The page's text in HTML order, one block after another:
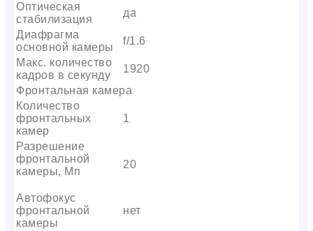
Оптическая
стабилизация
да
Диафрагма
основной камеры
f/1.6
Макс. количество
кадров в секунду
1920
Фронтальная камера
Количество
фронтальных
камер
1
Разрешение
фронтальной
камеры, Мп
20
Автофокус
фронтальной
камеры
нет